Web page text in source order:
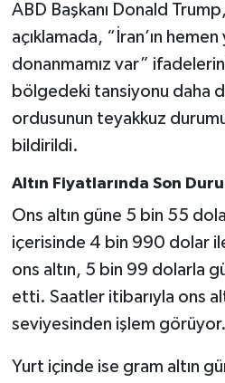
ABD Başkanı Donald
açıklamada, “İran’ın
donanmamız var”
bölgedeki tansiyonu daha
ordusunun teyakkuz
bildirildi.
Altın Fiyatlarında Son
Ons altın güne 5 bin 55
içerisinde 4 bin 990 dolar
ons altın, 5 bin 99 dolarla
etti. Saatler itibarıyla ons
seviyesinden işlem görüyor.
Yurt içinde ise gram altın